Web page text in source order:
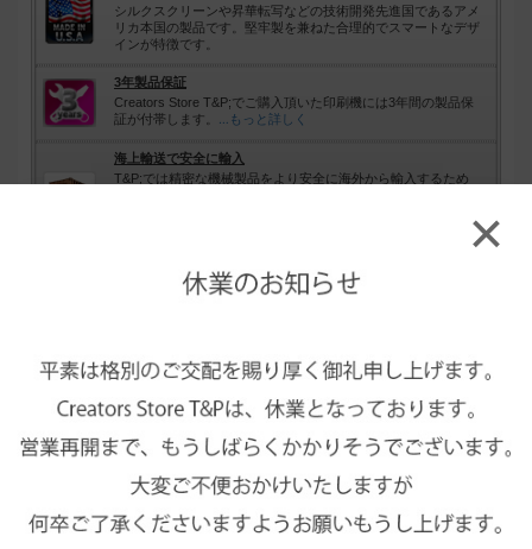
×
シルクスクリーンや昇華転写などの技術開発先進国であるアメ
リカ本国の製品です。堅牢製を兼ねた合理的でスマートなデザ
インが特徴です。
3年製品保証
Creators Store T&P;でご購入頂いた印刷機には3年間の製品保
証が付帯します。 …もっと詳しく
海上輸送で安全に輸入
T&P;では精密な機械製品をより安全に海外から輸入するため
…もっと詳しく
ライリーホプキンス印刷機のオプションア
※印刷機と同時購入で全て5%引きでご購入いただけます。また通
常ポイントの付かないオプションアイテムに対して、同時購入で
※アイテムの詳細はリンク先をご覧ください。本機と同時購入す
こちら からオプションアイテムを選んでカートに入れて
ください。